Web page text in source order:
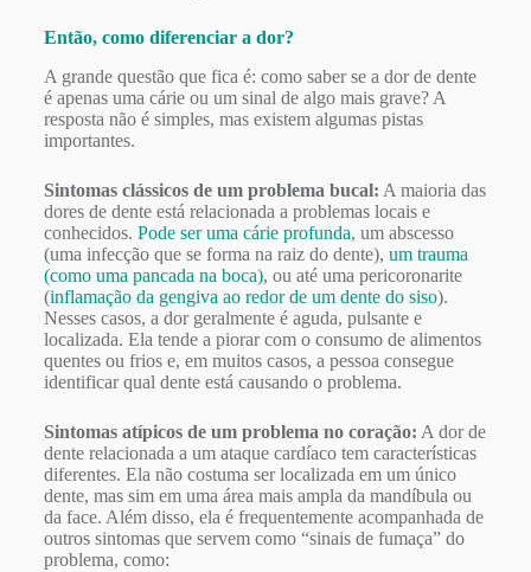
Então, como diferenciar a dor?
A grande questão que fica é: como saber se a dor de dente
é apenas uma cárie ou um sinal de algo mais grave? A
resposta não é simples, mas existem algumas pistas
importantes.
Sintomas clássicos de um problema bucal: A maioria das
dores de dente está relacionada a problemas locais e
conhecidos. Pode ser uma cárie profunda, um abscesso
(uma infecção que se forma na raiz do dente), um trauma
(como uma pancada na boca), ou até uma pericoronarite
(inflamação da gengiva ao redor de um dente do siso).
Nesses casos, a dor geralmente é aguda, pulsante e
localizada. Ela tende a piorar com o consumo de alimentos
quentes ou frios e, em muitos casos, a pessoa consegue
identificar qual dente está causando o problema.
Sintomas atípicos de um problema no coração: A dor de
dente relacionada a um ataque cardíaco tem características
diferentes. Ela não costuma ser localizada em um único
dente, mas sim em uma área mais ampla da mandíbula ou
da face. Além disso, ela é frequentemente acompanhada de
outros sintomas que servem como “sinais de fumaça” do
problema, como: